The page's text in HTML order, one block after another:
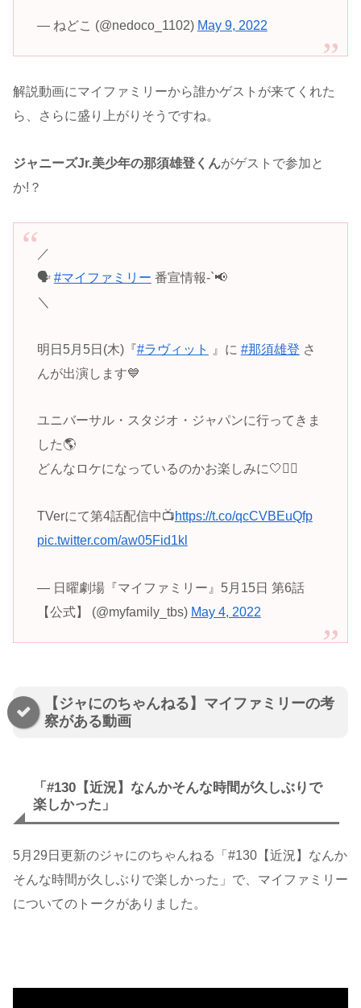
— ねどこ (@nedoco_1102) May 9, 2022
解説動画にマイファミリーから誰かゲストが来てくれた
ら、さらに盛り上がりそうですね。
ジャニーズJr.美少年の那須雄登くんがゲストで参加と
か!？
／
🗣 #マイファミリー 番宣情報-`📢
＼
明日5月5日(木)『#ラヴィット 』に #那須雄登 さ
んが出演します💙
ユニバーサル・スタジオ・ジャパンに行ってきま
した🌎
どんなロケになっているのかお楽しみに🤍✊🏻
TVerにて第4話配信中📺https://t.co/qcCVBEuQfp
pic.twitter.com/aw05Fid1kl
— 日曜劇場『マイファミリー』5月15日 第6話
【公式】 (@myfamily_tbs) May 4, 2022
【ジャにのちゃんねる】マイファミリーの考
察がある動画
「#130 【近況】なんかそんな時間が久しぶりで
楽しかった」
5月29日更新のジャにのちゃんねる「#130 【近況】なんか
そんな時間が久しぶりで楽しかった」で、マイファミリー
についてのトークがありました。